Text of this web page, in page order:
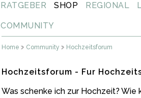
RATGEBER SHOP REGIONAL
COMMUNITY
Home Community Hochzeitsforum
Hochzeitsforum - Fur
Was schenke ich zur Hochzeit?